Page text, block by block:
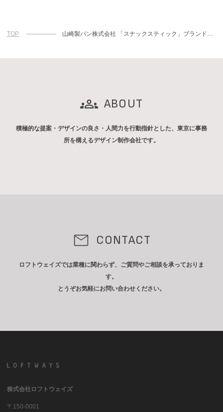
TOP 山崎製パン株式会社 「スナックスティック」ブランドページ
ABOUT
積極的な提案・デザインの良さ・人間力を行動指針とした、東京に事務
所を構えるデザイン制作会社です。
CONTACT
ロフトウェイズでは業種に関わらず、ご質問やご相談を承っておりま
す。
とうぞお気軽にお問い合わせください。
株式会社ロフトウェイズ
〒150-0001